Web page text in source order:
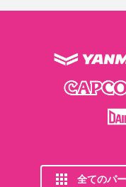
全てのパ